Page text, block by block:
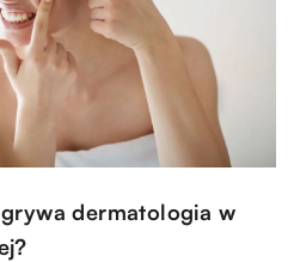
dermatologia w